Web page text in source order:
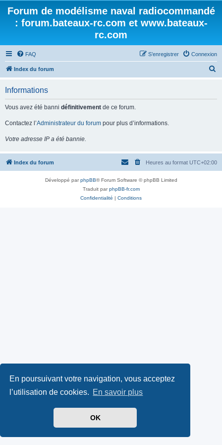
En poursuivant votre navigation, vous acceptez
l’utilisation de cookies. En savoir plus
OK
Forum de modélisme naval radiocommandé
: forum.bateaux-rc.com et www.bateaux-
rc.com
FAQ Connexion
S’enregistrer
Index du forum
e
Informations
Vous avez été banni définitivement de ce forum.
Contactez l’Administrateur du forum pour plus d’informations.
Votre adresse IP a été bannie.
Index du forum Heures au format UTC+02:00
Développé parphpBB® Forum Software © phpBB Limited
Traduit parphpBB-fr.com
Confidentialité | Conditions